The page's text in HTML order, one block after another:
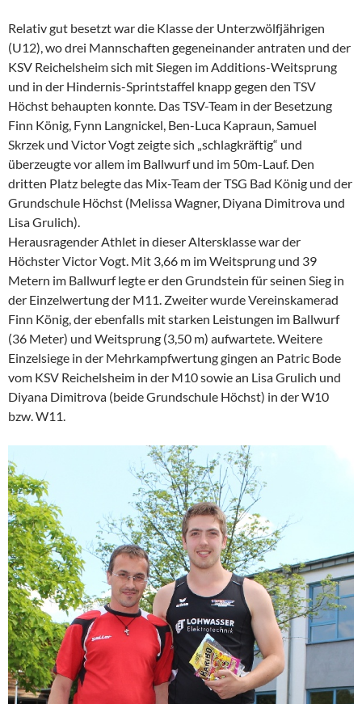
Relativ gut besetzt war die Klasse der Unterzwölfjährigen
(U12), wo drei Mannschaften gegeneinander antraten und der
KSV Reichelsheim sich mit Siegen im Additions-Weitsprung
und in der Hindernis-Sprintstaffel knapp gegen den TSV
Höchst behaupten konnte. Das TSV-Team in der Besetzung
Finn König, Fynn Langnickel, Ben-Luca Kapraun, Samuel
Skrzek und Victor Vogt zeigte sich „schlagkräftig“ und
überzeugte vor allem im Ballwurf und im 50m-Lauf. Den
dritten Platz belegte das Mix-Team der TSG Bad König und der
Grundschule Höchst (Melissa Wagner, Diyana Dimitrova und
Lisa Grulich).
Herausragender Athlet in dieser Altersklasse war der
Höchster Victor Vogt. Mit 3,66 m im Weitsprung und 39
Metern im Ballwurf legte er den Grundstein für seinen Sieg in
der Einzelwertung der M11. Zweiter wurde Vereinskamerad
Finn König, der ebenfalls mit starken Leistungen im Ballwurf
(36 Meter) und Weitsprung (3,50 m) aufwartete. Weitere
Einzelsiege in der Mehrkampfwertung gingen an Patric Bode
vom KSV Reichelsheim in der M10 sowie an Lisa Grulich und
Diyana Dimitrova (beide Grundschule Höchst) in der W10
bzw. W11.